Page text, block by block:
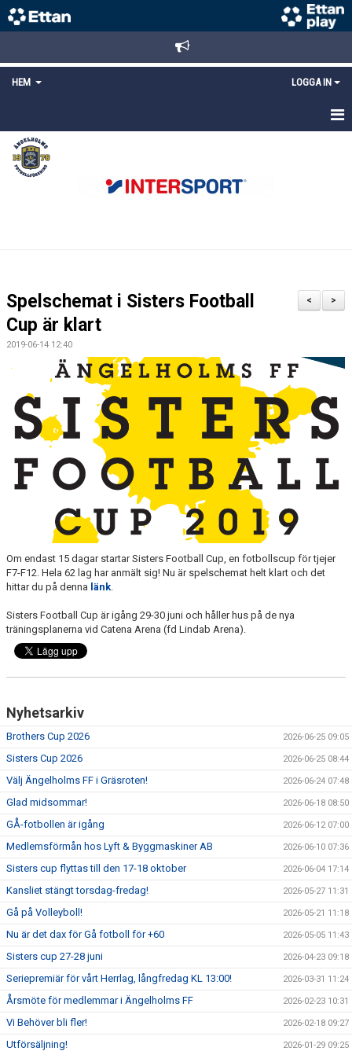
HEM LOGGA IN
STARTSIDA
NYHETER
LÄNKAR
MEDLEMS OCH TRÄNINGSAVGIFTER
>
<
Spelschemat i Sisters Football
Cup är klart
2019-06-14 12:40
Om endast 15 dagar startar Sisters Football Cup, en fotbollscup för tjejer
F7-F12. Hela 62 lag har anmält sig! Nu är spelschemat helt klart och det
hittar du på denna länk
Sisters Football Cup är igång 29-30 juni och håller hus på de nya
träningsplanerna vid Catena Arena (fd Lindab Arena).
Nyhetsarkiv
Brothers Cup 2026 2026-06-25 09:05
Sisters Cup 2026 2026-06-25 08:44
Välj Ängelholms FF i Gräsroten! 2026-06-24 07:48
Glad midsommar! 2026-06-18 08:50
GÅ-fotbollen är igång 2026-06-12 07:00
Medlemsförmån hos Lyft & Byggmaskiner AB 2026-06-10 07:36
Sisters cup flyttas till den 17-18 oktober 2026-06-04 17:14
Kansliet stängt torsdag-fredag! 2026-05-27 11:31
Gå på Volleyboll! 2026-05-21 11:18
Nu är det dax för Gå fotboll för +60 2026-05-05 11:43
Sisters cup 27-28 juni 2026-04-23 09:18
Seriepremiär för vårt Herrlag, långfredag KL 13:00! 2026-03-31 11:24
Årsmöte för medlemmar i Ängelholms FF 2026-02-23 10:31
Vi Behöver bli fler! 2026-02-18 09:27
Utförsäljning! 2026-01-29 09:25